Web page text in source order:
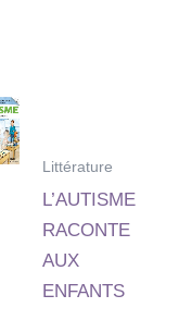
Littérature
L’AUTISME
RACONTE
AUX
ENFANTS